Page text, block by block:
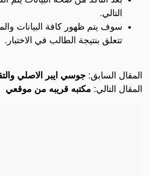
التالي.
سوف يتم ظهور كافة البيانات
تتعلق بنتيجة الطالب في الاختبار.
المقال السابق: جوسي ايبر الاصلي
المقال التالي: مكتبه قريبه من موقعي